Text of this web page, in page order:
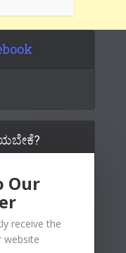
Our
receive the
website